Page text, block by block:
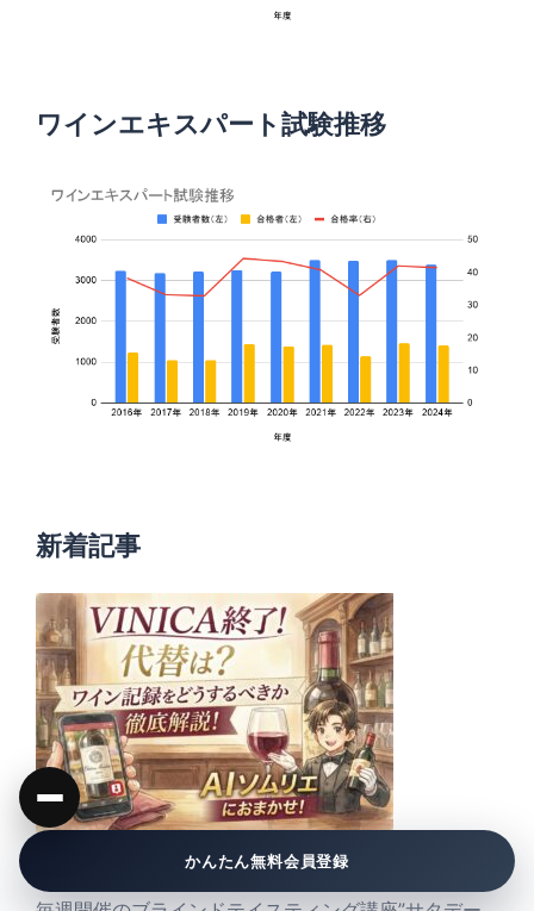
ワインエキスパート試験推移
新着記事
Vinica終了→代替はAIソムリエ？ワイン記録をどうす
かんたん無料会員登録